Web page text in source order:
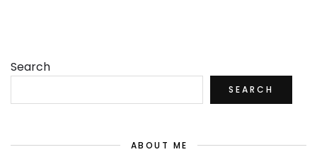
Search
SEARCH
ABOUT ME